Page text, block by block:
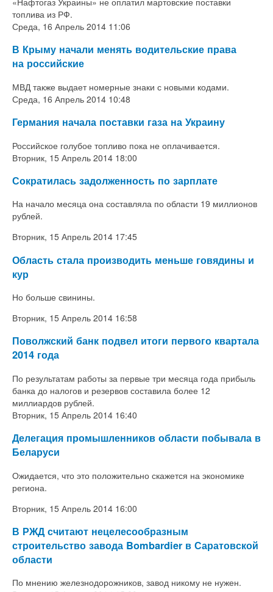
топлива из РФ.
Среда, 16 Апрель 2014 11:06
В Крыму начали менять водительские права
на российские
МВД также выдает номерные знаки с новыми кодами.
Среда, 16 Апрель 2014 10:48
Германия начала поставки газа на Украину
Российское голубое топливо пока не оплачивается.
Вторник, 15 Апрель 2014 18:00
Сократилась задолженность по зарплате
На начало месяца она составляла по области 19 миллионов
рублей.
Вторник, 15 Апрель 2014 17:45
Область стала производить меньше говядины и
кур
Но больше свинины.
Вторник, 15 Апрель 2014 16:58
Поволжский банк подвел итоги первого квартала
2014 года
По результатам работы за первые три месяца года прибыль
банка до налогов и резервов составила более 12
миллиардов рублей.
Вторник, 15 Апрель 2014 16:40
Делегация промышленников области побывала в
Беларуси
Ожидается, что это положительно скажется на экономике
региона.
Вторник, 15 Апрель 2014 16:00
В РЖД считают нецелесообразным
строительство завода Bombardier в Саратовской
области
По мнению железнодорожников, завод никому не нужен.